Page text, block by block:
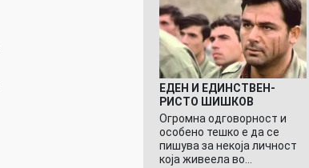
ЕДЕН И ЕДИНСТВЕН-
РИСТО ШИШКОВ
Огромна одговорност и
особено тешко е да се
пишува за некоја личност
која живеела во…